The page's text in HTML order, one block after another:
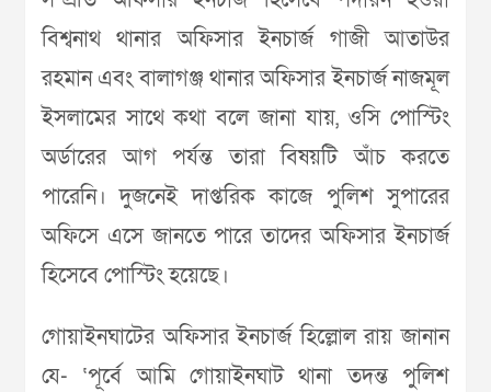
বিশ্বনাথ থানার অফিসার ইনচার্জ গাজী আতাউর
রহমান এবং বালাগঞ্জ থানার অফিসার ইনচার্জ নাজমূল
ইসলামের সাথে কথা বলে জানা যায়, ওসি পোস্টিং
অর্ডারের আগ পর্যন্ত তারা বিষয়টি আঁচ করতে
পারেনি। দুজনেই দাপ্তরিক কাজে পুলিশ সুপারের
অফিসে এসে জানতে পারে তাদের অফিসার ইনচার্জ
হিসেবে পোস্টিং হয়েছে।
গোয়াইনঘাটের অফিসার ইনচার্জ হিল্লোল রায় জানান
যে- ‘পূর্বে আমি গোয়াইনঘাট থানা তদন্ত পুলিশ